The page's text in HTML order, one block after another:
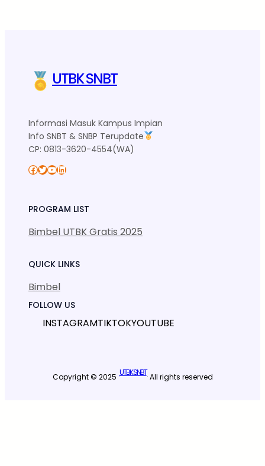
UTBK SNBT
Informasi Masuk Kampus Impian
Info SNBT & SNBP Terupdate
CP: 0813-3620-4554(WA)
Facebook Twitter YouTube LinkedIn
PROGRAM LIST
Bimbel UTBK Gratis 2025
QUICK LINKS
Bimbel
FOLLOW US
INSTAGRAMTIKTOKYOUTUBE
Copyright © 2025 ·UTBK SNBT· All rights reserved